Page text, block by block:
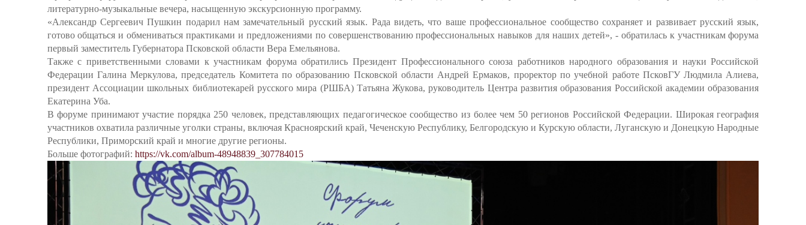
литературно-музыкальные вечера, насыщенную экскурсионную программу.
«Александр Сергеевич Пушкин подарил нам замечательный русский язык. Рада видеть, что ваше профессиональное сообщество сохраняет и развивает русский язык,
готово общаться и обмениваться практиками и предложениями по совершенствованию профессиональных навыков для наших детей», - обратилась к участникам форума
первый заместитель Губернатора Псковской области Вера Емельянова.
Также с приветственными словами к участникам форума обратились Президент Профессионального союза работников народного образования и науки Российской
Федерации Галина Меркулова, председатель Комитета по образованию Псковской области Андрей Ермаков, проректор по учебной работе ПсковГУ Людмила Алиева,
президент Ассоциации школьных библиотекарей русского мира (РШБА) Татьяна Жукова, руководитель Центра развития образования Российской академии образования
Екатерина Уба.
В форуме принимают участие порядка 250 человек, представляющих педагогическое сообщество из более чем 50 регионов Российской Федерации. Широкая география
участников охватила различные уголки страны, включая Красноярский край, Чеченскую Республику, Белгородскую и Курскую области, Луганскую и Донецкую Народные
Республики, Приморский край и многие другие регионы.
Больше фотографий: https://vk.com/album-48948839_307784015